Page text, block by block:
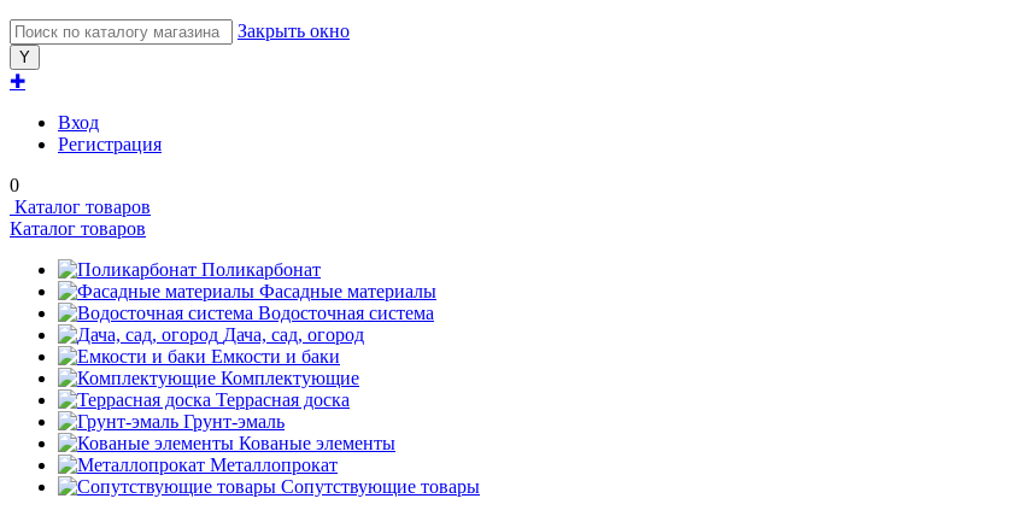
Закрыть окно
✚
Вход
Регистрация
0
Каталог товаров
Каталог товаров
Поликарбонат
Фасадные материалы
Водосточная система
Дача, сад, огород
Емкости и баки
Комплектующие
Террасная доска
Грунт-эмаль
Кованые элементы
Металлопрокат
Сопутствующие товары